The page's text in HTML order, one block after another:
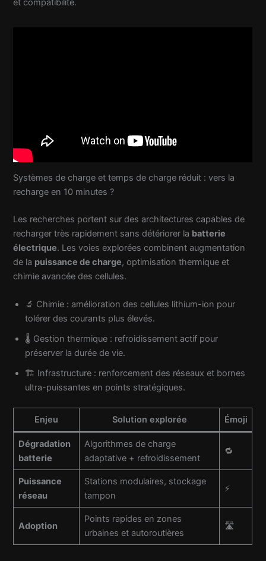
et compatibilité.
Systèmes de charge et temps de charge réduit : vers la
recharge en 10 minutes ?
Les recherches portent sur des architectures capables de
recharger très rapidement sans détériorer la batterie
électrique. Les voies explorées combinent augmentation
de la puissance de charge, optimisation thermique et
chimie avancée des cellules.
🔬 Chimie : amélioration des cellules lithium-ion pour
tolérer des courants plus élevés.
🌡️ Gestion thermique : refroidissement actif pour
préserver la durée de vie.
🏗️ Infrastructure : renforcement des réseaux et bornes
ultra-puissantes en points stratégiques.
Enjeu Solution explorée Émoji
Dégradation
batterie
Algorithmes de charge
adaptative + refroidissement
🔁
Puissance
réseau
Stations modulaires, stockage
tampon
⚡
Adoption
Points rapides en zones
urbaines et autoroutières
🛣️